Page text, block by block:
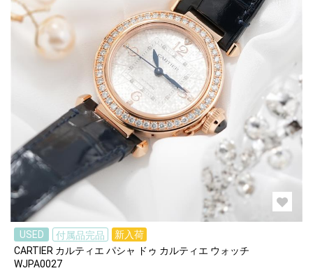
USED 付属品完品
新入荷
CARTIER カルティエ パシャ ドゥ カルティエ ウォッチ
WJPA0027